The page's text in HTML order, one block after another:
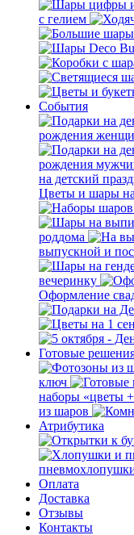
с гелием
События
рождения
рождения
на детский
Цветы и шары
роддома
выпускной и
вечеринку
Оформление
Готовые
ключ
наборы «цветы
из шаров
Атрибутика
Оплата
Доставка
Отзывы
Контакты